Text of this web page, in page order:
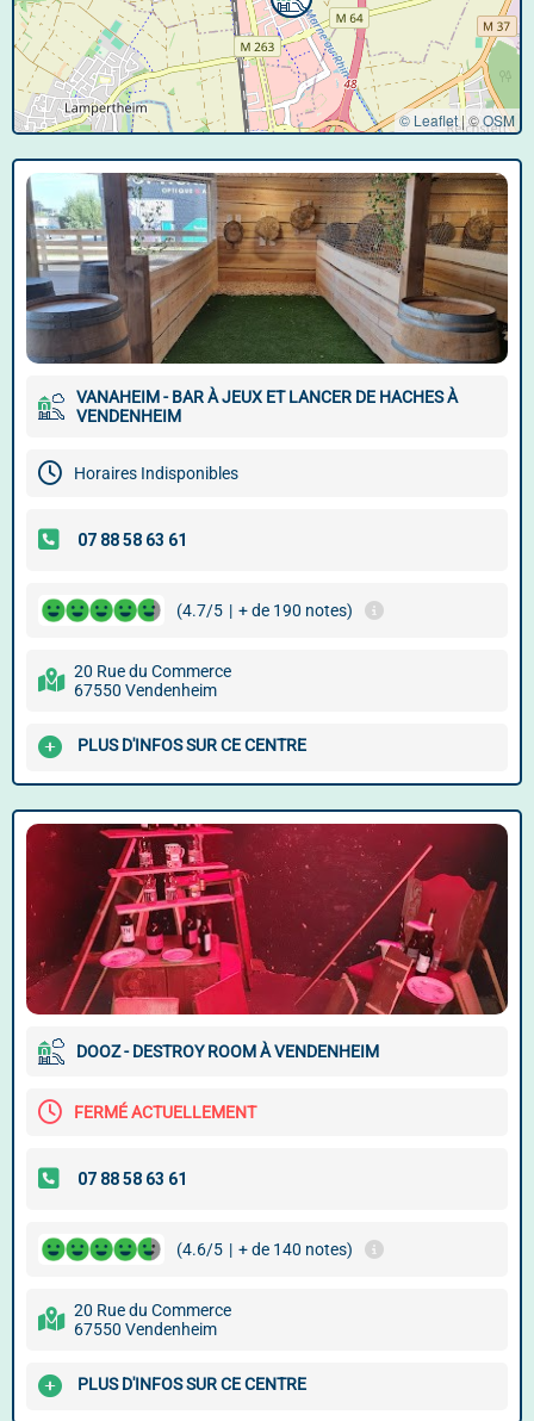
© Leaflet |©OSM
VANAHEIM - BAR À JEUX ET LANCER DE HACHES À
VENDENHEIM
Horaires Indisponibles
(4.7/5 | + de 190 notes)
20 Rue du Commerce
67550 Vendenheim
PLUS D'INFOS SUR CE CENTRE
DOOZ - DESTROY ROOM À VENDENHEIM
FERMÉ ACTUELLEMENT
(4.6/5 | + de 140 notes)
20 Rue du Commerce
67550 Vendenheim
PLUS D'INFOS SUR CE CENTRE